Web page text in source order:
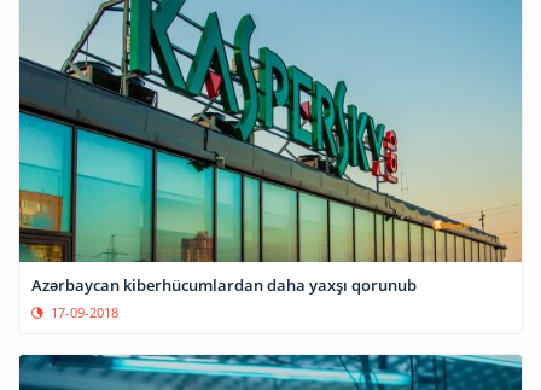
Azərbaycan kiberhücumlardan daha yaxşı qorunub
17-09-2018